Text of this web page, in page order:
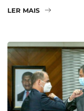
LER MAIS